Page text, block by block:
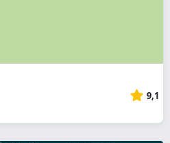
9,1